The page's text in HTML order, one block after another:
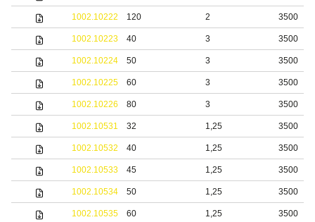
1002.10222 120 2 3500
1002.10223 40 3 3500
1002.10224 50 3 3500
1002.10225 60 3 3500
1002.10226 80 3 3500
1002.10531 32 1,25 3500
1002.10532 40 1,25 3500
1002.10533 45 1,25 3500
1002.10534 50 1,25 3500
1002.10535 60 1,25 3500